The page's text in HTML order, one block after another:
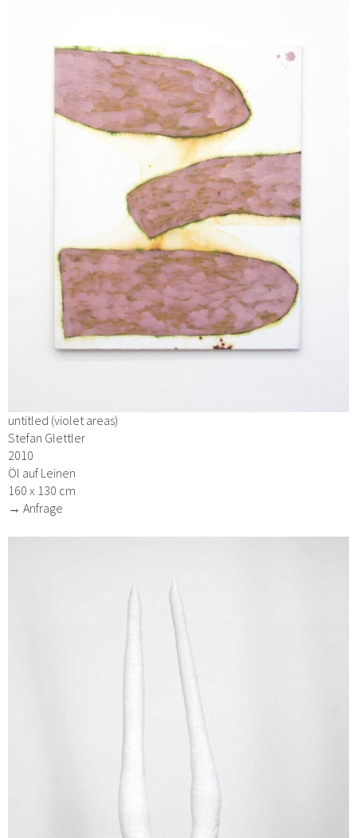
untitled (violet areas)
Stefan Glettler
2010
Öl auf Leinen
160 x 130 cm
→ Anfrage